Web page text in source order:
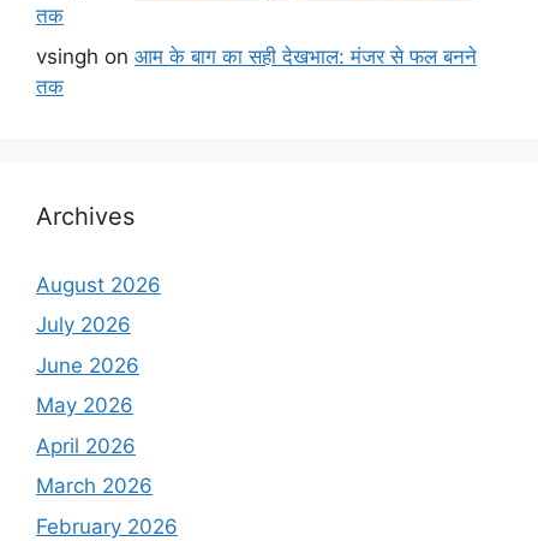
तक
vsingh on आम के बाग का सही देखभाल: मंजर से फल बनने
तक
Archives
August 2026
July 2026
June 2026
May 2026
April 2026
March 2026
February 2026